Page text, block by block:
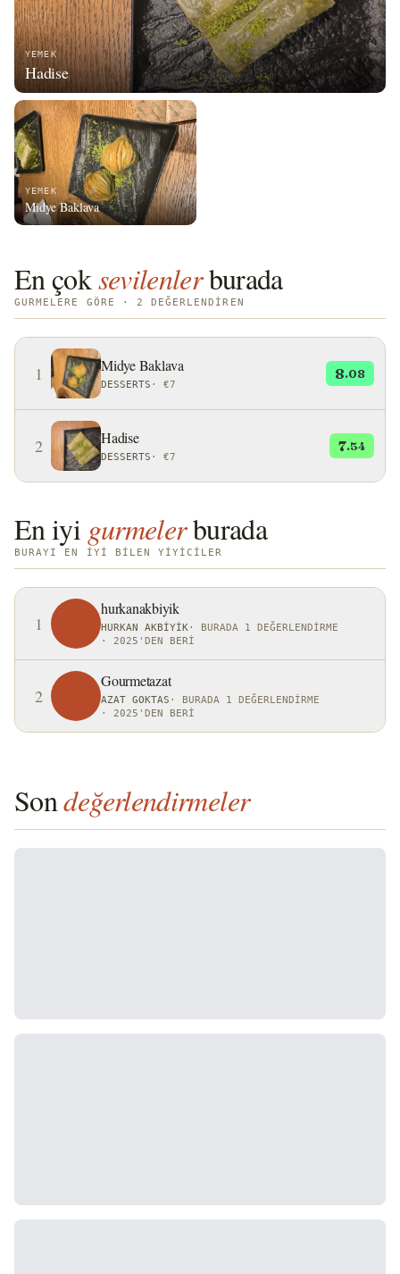
YEMEK
Hadise
YEMEK
Midye Baklava
En çoksevilenlerburada
GURMELERE GÖRE · 2 DEĞERLENDIREN
1 Midye Baklava
DESSERTS · €7
8.08
2 Hadise
DESSERTS · €7
7.54
En iyi gurmelerburada
BURAYI EN IYI BILEN YIYICILER
1
hurkanakbiyik
HURKAN AKBIYIK · BURADA 1 DEĞERLENDIRME
· 2025'DEN BERI
2
Gourmetazat
AZAT GOKTAS · BURADA 1 DEĞERLENDIRME
· 2025'DEN BERI
Sondeğerlendirmeler